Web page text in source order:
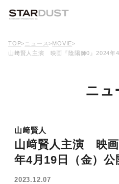
TOP> ニュース>MOVIE>
山﨑賢人主演 映画『陰陽師0』2024年4
ニュ
山﨑賢人
山﨑賢人主演 映
年4月19日（金）公
2023.12.07